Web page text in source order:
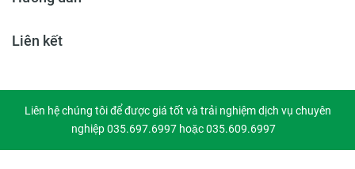
Liên kết
Liên hệ chúng tôi để được giá tốt và trải nghiệm dịch vụ chuyên
nghiệp 035.697.6997 hoặc 035.609.6997